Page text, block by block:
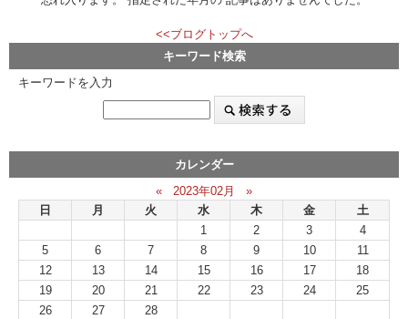
<<ブログトップへ
キーワード検索
キーワードを入力
カレンダー
«
2023年02月
»
日
月 火 水 木 金
土
1
2 3
4
5
6 7 8 9 10
11
12
13 14 15 16 17
18
19
20 21 22 23 24
25
26
27 28